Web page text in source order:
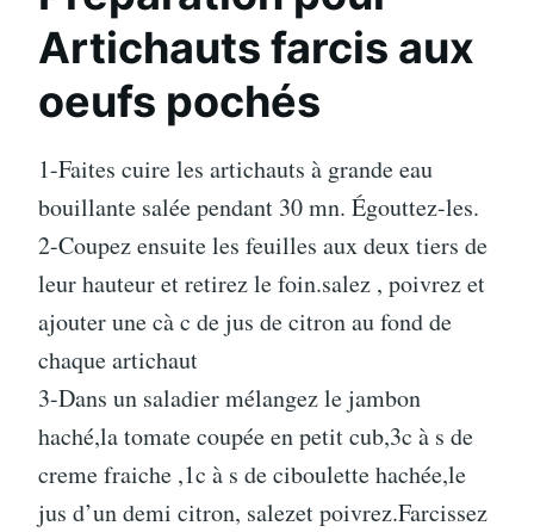
Artichauts farcis aux
oeufs pochés
1-Faites cuire les artichauts à grande eau
bouillante salée pendant 30 mn. Égouttez-les.
2-Coupez ensuite les feuilles aux deux tiers de
leur hauteur et retirez le foin.salez , poivrez et
ajouter une cà c de jus de citron au fond de
chaque artichaut
3-Dans un saladier mélangez le jambon
haché,la tomate coupée en petit cub,3c à s de
creme fraiche ,1c à s de ciboulette hachée,le
jus d’un demi citron, salezet poivrez.Farcissez